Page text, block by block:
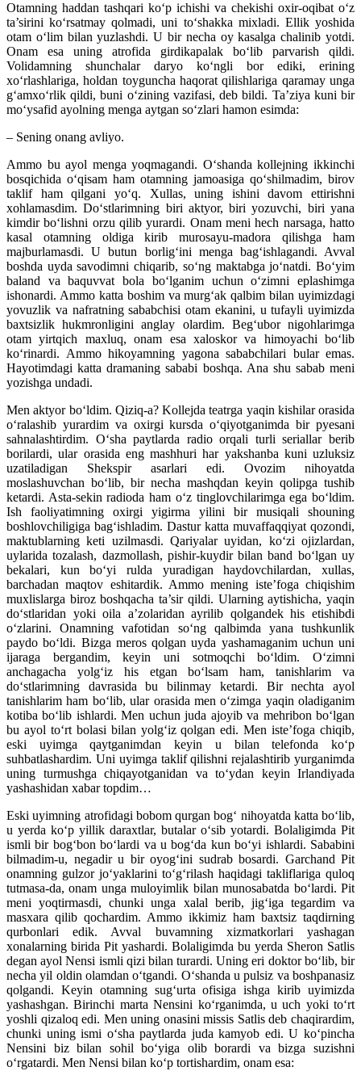
Otamning haddan tashqari ko‘p ichishi va chekishi oxir-oqibat o‘z
ta’sirini ko‘rsatmay qolmadi, uni to‘shakka mixladi. Ellik yoshida
otam o‘lim bilan yuzlashdi. U bir necha oy kasalga chalinib yotdi.
Onam esa uning atrofida girdikapalak bo‘lib parvarish qildi.
Volidamning shunchalar daryo ko‘ngli bor ediki, erining
xo‘rlashlariga, holdan toyguncha haqorat qilishlariga qaramay unga
g‘amxo‘rlik qildi, buni o‘zining vazifasi, deb bildi. Ta’ziya kuni bir
mo‘ysafid ayolning menga aytgan so‘zlari hamon esimda:
– Sening onang avliyo.
Ammo bu ayol menga yoqmagandi. O‘shanda kollejning ikkinchi
bosqichida o‘qisam ham otamning jamoasiga qo‘shilmadim, birov
taklif ham qilgani yo‘q. Xullas, uning ishini davom ettirishni
xohlamasdim. Do‘stlarimning biri aktyor, biri yozuvchi, biri yana
kimdir bo‘lishni orzu qilib yurardi. Onam meni hech narsaga, hatto
kasal otamning oldiga kirib murosayu-madora qilishga ham
majburlamasdi. U butun borlig‘ini menga bag‘ishlagandi. Avval
boshda uyda savodimni chiqarib, so‘ng maktabga jo‘natdi. Bo‘yim
baland va baquvvat bola bo‘lganim uchun o‘zimni eplashimga
ishonardi. Ammo katta boshim va murg‘ak qalbim bilan uyi­mizdagi
yovuzlik va nafratning sababchisi otam ekanini, u tufayli uyimizda
baxtsizlik hukmronligini anglay olardim. Beg‘ubor nigohlarimga
otam yirtqich maxluq, onam esa xaloskor va himoyachi bo‘lib
ko‘rinardi. Ammo hikoyamning yagona sababchilari bular emas.
Hayotimdagi katta dramaning sababi boshqa. Ana shu sabab meni
yozishga undadi.
Men aktyor bo‘ldim. Qiziq-a? Kollejda teatrga yaqin kishilar orasida
o‘ralashib yurardim va oxirgi kursda o‘qiyotganimda bir pyesani
sahnalashtirdim. O‘sha paytlarda radio orqali turli seriallar berib
borilardi, ular orasida eng mashhuri har yakshanba kuni uzluksiz
uzatiladigan Shekspir asarlari edi. Ovozim nihoyatda
moslashuvchan bo‘lib, bir necha mashqdan keyin qolipga tushib
ketardi. Asta-sekin radioda ham o‘z tinglovchilarimga ega bo‘ldim.
Ish faoliyatimning oxirgi yigirma yilini bir musiqali shouning
boshlovchiligiga bag‘ishladim. Dastur katta muvaffaqqiyat qozondi,
maktublarning keti uzilmasdi. Qariyalar uyidan, ko‘zi ojizlardan,
uylarida tozalash, dazmollash, pishir-kuydir bilan band bo‘lgan uy
bekalari, kun bo‘yi rulda yuradigan haydovchilardan, xullas,
barchadan maqtov eshitardik. Ammo mening iste’foga chiqishim
muxlislarga biroz boshqacha ta’sir qildi. Ularning aytishicha, yaqin
do‘stlaridan yoki oila a’zolaridan ayrilib qolgandek his etishibdi
o‘zlarini. Onamning vafotidan so‘ng qalbimda yana tushkunlik
paydo bo‘ldi. Bizga meros qolgan uyda yashamaganim uchun uni
ijaraga bergandim, keyin uni sotmoqchi bo‘ldim. O‘zimni
anchagacha yolg‘iz his etgan bo‘lsam ham, tanishlarim va
do‘stlarimning davrasida bu bilinmay ketardi. Bir nechta ayol
tanishlarim ham bo‘lib, ular orasida men o‘zimga yaqin oladiganim
kotiba bo‘lib ishlardi. Men uchun juda ajoyib va mehribon bo‘lgan
bu ayol to‘rt bolasi bilan yolg‘iz qolgan edi. Men iste’foga chiqib,
eski uyimga qaytganimdan keyin u bilan telefonda ko‘p
suhbatlashardim. Uni uyimga taklif qilishni rejalashtirib yurganimda
uning turmushga chiqayotganidan va to‘ydan keyin Irlandiyada
yashashidan xabar topdim…
Eski uyimning atrofidagi bobom qurgan bog‘ ni­hoyatda katta bo‘lib,
u yerda ko‘p yillik daraxtlar, bu­talar o‘sib yotardi. Bolaligimda Pit
ismli bir bog‘bon bo‘lardi va u bog‘da kun bo‘yi ishlardi. Sababini
bilmadim-u, negadir u bir oyog‘ini sudrab bosardi. Garchand Pit
onamning gulzor jo‘yaklarini to‘g‘rilash haqidagi takliflariga quloq
tutmasa-da, onam unga muloyimlik bilan munosabatda bo‘lardi. Pit
meni yoqtirmasdi, chunki unga xalal berib, jig‘iga tegardim va
masxara qilib qochardim. Ammo ikkimiz ham baxtsiz taqdirning
qurbonlari edik. Avval buvamning xizmatkorlari yashagan
xonalarning birida Pit yashardi. Bolaligimda bu yerda Sheron Satlis
degan ayol Nensi ismli qizi bilan turardi. Uning eri doktor bo‘lib, bir
necha yil oldin olamdan o‘tgandi. O‘shanda u pulsiz va boshpanasiz
qolgandi. Keyin otamning sug‘urta ofisiga ishga kirib uyimizda
yashashgan. Birinchi marta Nensini ko‘rganimda, u uch yoki to‘rt
yoshli qizaloq edi. Men uning onasini missis Satlis deb chaqirardim,
chunki uning ismi o‘sha paytlarda juda kamyob edi. U ko‘pincha
Nensini biz bilan sohil bo‘yiga olib borardi va bizga suzishni
o‘rgatardi. Men Nensi bilan ko‘p tortishardim, onam esa: